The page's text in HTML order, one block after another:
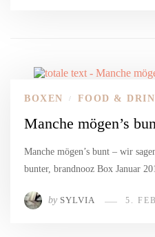
BOXEN / FOOD &
Manche mögen’s
Manche mögen’s bunt – wir
bunter, brandnooz Box Januar
by SYLVIA 5.